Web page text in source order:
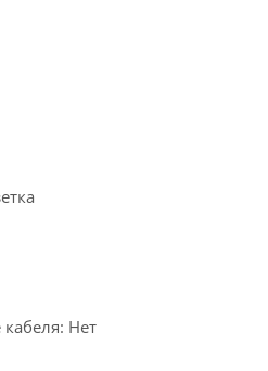
рамки: Да
Нет